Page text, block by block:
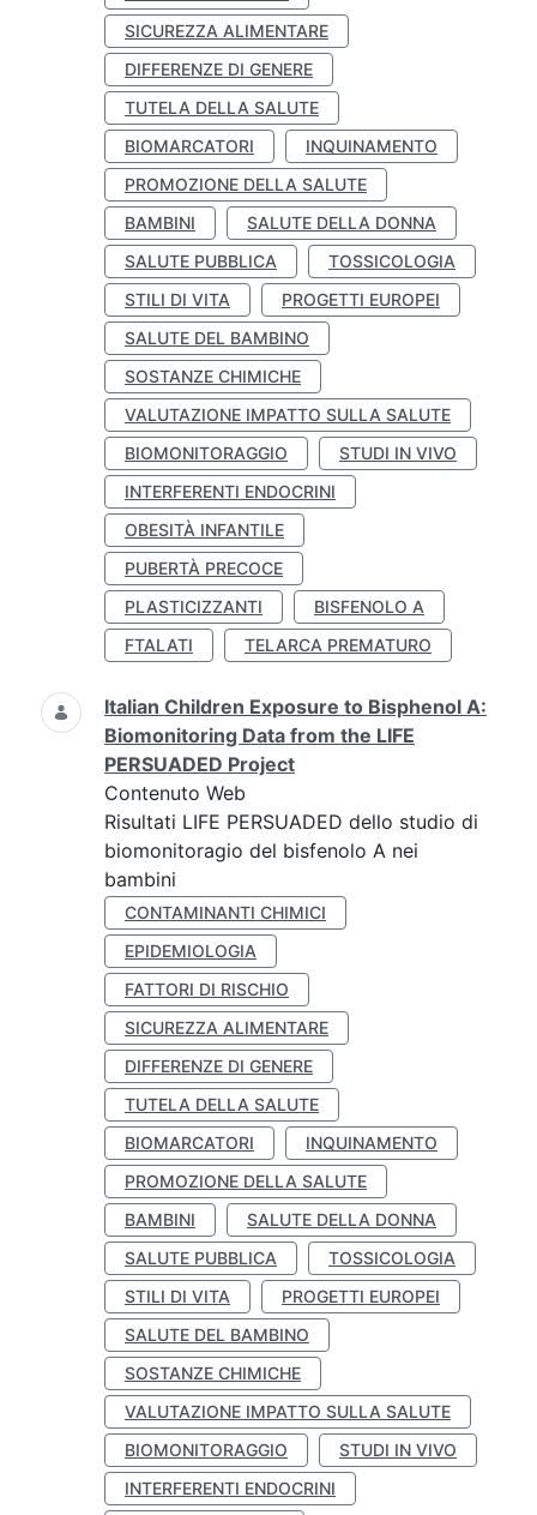
SICUREZZA ALIMENTARE
DIFFERENZE DI GENERE
TUTELA DELLA SALUTE
BIOMARCATORI
INQUINAMENTO
PROMOZIONE DELLA SALUTE
BAMBINI
SALUTE DELLA DONNA
SALUTE PUBBLICA
TOSSICOLOGIA
STILI DI VITA
PROGETTI EUROPEI
SALUTE DEL BAMBINO
SOSTANZE CHIMICHE
VALUTAZIONE IMPATTO SULLA SALUTE
BIOMONITORAGGIO
STUDI IN VIVO
INTERFERENTI ENDOCRINI
OBESITÀ INFANTILE
PUBERTÀ PRECOCE
PLASTICIZZANTI
BISFENOLO A
FTALATI
TELARCA PREMATURO
Italian Children Exposure to Bisphenol A:
Biomonitoring Data from the LIFE
PERSUADED Project
Contenuto Web
Risultati LIFE PERSUADED dello studio di
biomonitoragio del bisfenolo A nei
bambini
CONTAMINANTI CHIMICI
EPIDEMIOLOGIA
FATTORI DI RISCHIO
SICUREZZA ALIMENTARE
DIFFERENZE DI GENERE
TUTELA DELLA SALUTE
BIOMARCATORI
INQUINAMENTO
PROMOZIONE DELLA SALUTE
BAMBINI
SALUTE DELLA DONNA
SALUTE PUBBLICA
TOSSICOLOGIA
STILI DI VITA
PROGETTI EUROPEI
SALUTE DEL BAMBINO
SOSTANZE CHIMICHE
VALUTAZIONE IMPATTO SULLA SALUTE
BIOMONITORAGGIO
STUDI IN VIVO
INTERFERENTI ENDOCRINI